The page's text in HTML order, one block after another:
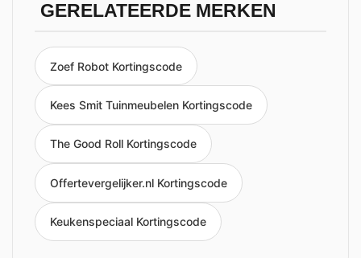
GERELATEERDE MERKEN
Zoef Robot Kortingscode
Kees Smit Tuinmeubelen Kortingscode
The Good Roll Kortingscode
Offertevergelijker.nl Kortingscode
Keukenspeciaal Kortingscode